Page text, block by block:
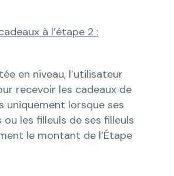
à l’étape 2 :
en niveau, l’utilisateur
recevoir les cadeaux de
uniquement lorsque ses
les filleuls de ses filleuls
le montant de l’Étape